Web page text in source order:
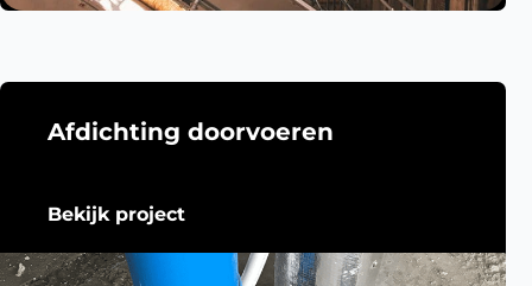
Afdichting doorvoeren
Bekijk project